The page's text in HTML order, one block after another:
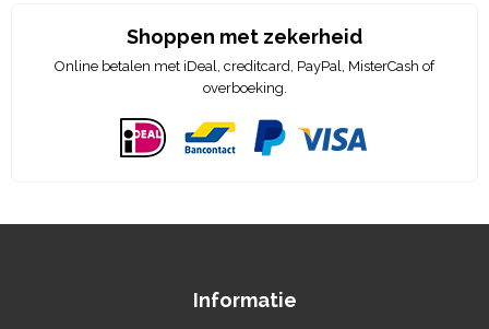
Shoppen met zekerheid
Online betalen met iDeal, creditcard, PayPal, MisterCash of
overboeking.
Informatie